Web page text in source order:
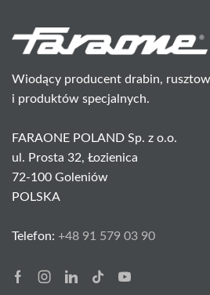
Wiodący producent drabin,
i produktów specjalnych.
FARAONE POLAND Sp. z o.o.
ul. Prosta 32, Łozienica
72-100 Goleniów
POLSKA
Telefon: +48 91 579 03 90
FacebookInstagram
Linkedin
Tik-
Youtube